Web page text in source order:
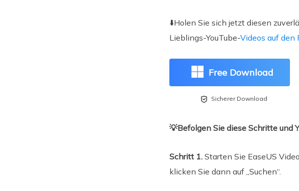
⬇️Holen Sie sich jetzt diesen
Lieblings-YouTube-Videos auf den
Free Download
 Sicherer Download
💡Befolgen Sie diese Schritte und
Schritt 1. Starten Sie EaseUS
klicken Sie dann auf „Suchen“.